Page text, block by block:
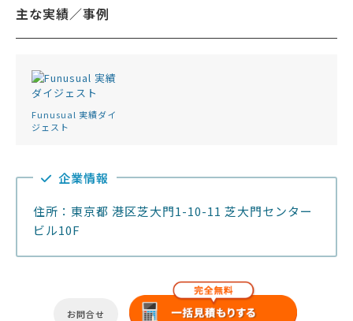
主な実績／事例
Funusual 実績ダイ
ジェスト
企業情報
住所：東京都 港区芝大門1-10-11 芝大門センター
ビル10F
お問合せ